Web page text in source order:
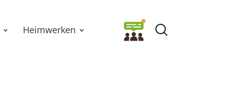
Heimwerken